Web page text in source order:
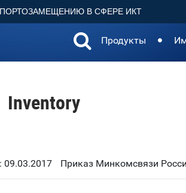
В СФЕРЕ ИКТ
Продукты
Inventory
09.03.2017 Приказ Минкомсвязи